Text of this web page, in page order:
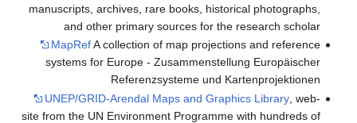
manuscripts, archives, rare books, historical photographs,
and other primary sources for the research scholar
MapRefA collection of map projections and reference
systems for Europe - Zusammenstellung Europäischer
Referenzsysteme und Kartenprojektionen
UNEP/GRID-Arendal Maps and Graphics Library, web-
site from the UN Environment Programme with hundreds of